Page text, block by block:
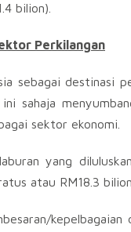
bilion).
Perkilangan
sebagai destinasi
sahaja
sektor ekonomi.
yang
atau RM18.3